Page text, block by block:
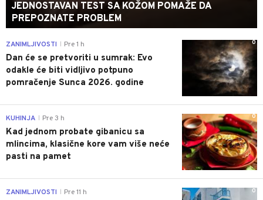
JEDNOSTAVAN TEST SA KOŽOM POMAŽE DA
PREPOZNATE PROBLEM
0
ZANIMLJIVOSTI Pre 1 h
Dan će se pretvoriti u sumrak: Evo
odakle će biti vidljivo potpuno
pomračenje Sunca 2026. godine
0
KUHINJA Pre 3 h
Kad jednom probate gibanicu sa
mlincima, klasične kore vam više neće
pasti na pamet
0
ZANIMLJIVOSTI Pre 11 h